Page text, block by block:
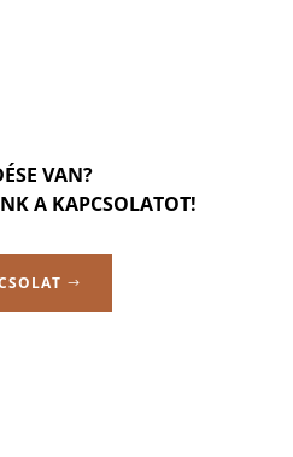
VAN?
A KAPCSOLATOT!